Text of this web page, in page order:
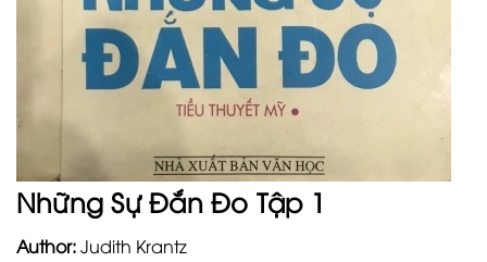
Những Sự Đắn Đo Tập 1
Author:Judith Krantz